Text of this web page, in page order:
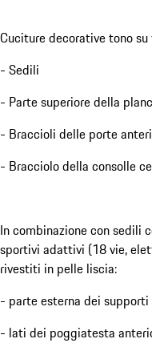
Cuciture decorative tono
- Sedili
- Parte superiore della
- Braccioli delle porte
- Bracciolo della consolle
In combinazione con sedili
sportivi adattivi (18 vie,
rivestiti in pelle liscia:
- parte esterna dei
- lati dei poggiatesta